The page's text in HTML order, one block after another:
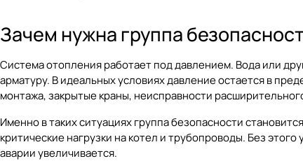
Зачем нужна группа
Система отопления работает под давлением. Вода или
арматуру. В идеальных условиях давление остается в
монтажа, закрытые краны, неисправности
Именно в таких ситуациях группа безопасности
критические нагрузки на котел и трубопроводы. Без
аварии увеличивается.